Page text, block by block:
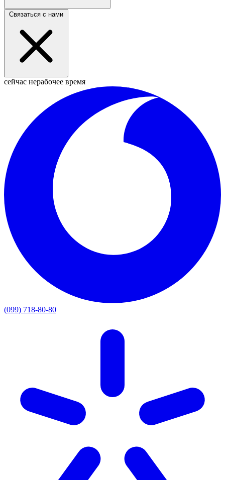
Связаться с нами
сейчас нерабочее время
(099) 718-80-80